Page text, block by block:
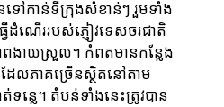
នទៅកាន់ទីក្រុងសំខាន់ៗ រួមទាំង
វើដំណើររបស់ភ្ញៀវទេសចរជាតិ
ពងាយស្រួល។ កំពត​មាន​កន្លែង​
ល​ភាគ​ច្រើន​ស្ថិត​នៅ​តាម​
ន្លេ​។ តំបន់ទាំងនេះត្រូវបាន